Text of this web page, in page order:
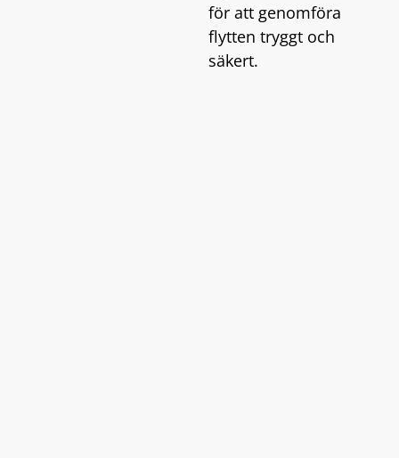
för att genomföra
flytten tryggt och
säkert.